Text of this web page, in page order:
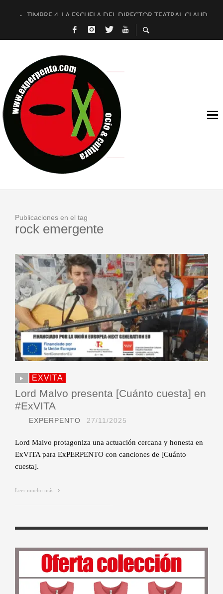
TIMBRE 4, LA ESCUELA DEL DIRECTOR TEATRAL CLAUDIO
30 AÑOS (NO ES NADA) DE LA KATARSIS DEL TOMATAZO
D’BALDOMEROS REINVENTAN [BITÁCORA 3.0] EN EXVITA
MARSHALL FLASH PRESENTA EN EXVITA [RELATIVA
JOFRE BARDAGÍ EN EXVITA INTERPRETANDO A SERRAT
YORCH PRESENTA [CURSO DE ARMONÍA PERSECUTORIA]
MAGALÍ SARE NOS EXPLICA [DESCASADA]
«NO TENGO PUTOS SUEÑOS»
Publicaciones en el tag
rock emergente
EXVITA
Lord Malvo presenta [Cuánto cuesta] en
#ExVITA
EXPERPENTO 27/11/2025
Lord Malvo protagoniza una actuación cercana y honesta en
ExVITA para ExPERPENTO con canciones de [Cuánto
cuesta].
Leer mucho más